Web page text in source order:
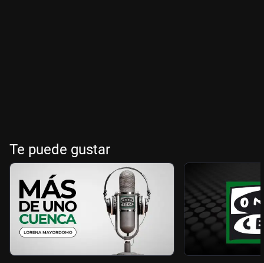
Te puede gustar